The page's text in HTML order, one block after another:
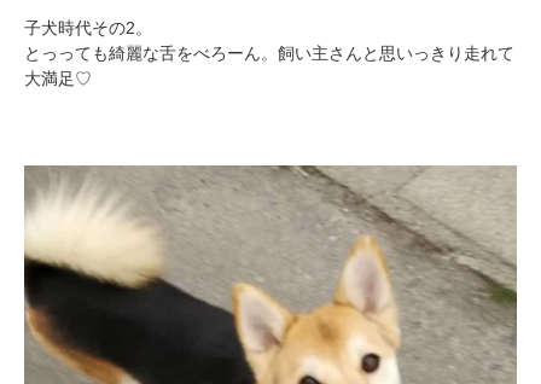
子犬時代その2。
とっっても綺麗な舌をべろーん。飼い主さんと思いっきり走れて
大満足♡
アプリをダウンロードする